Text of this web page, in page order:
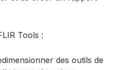
Tools :
des outils de